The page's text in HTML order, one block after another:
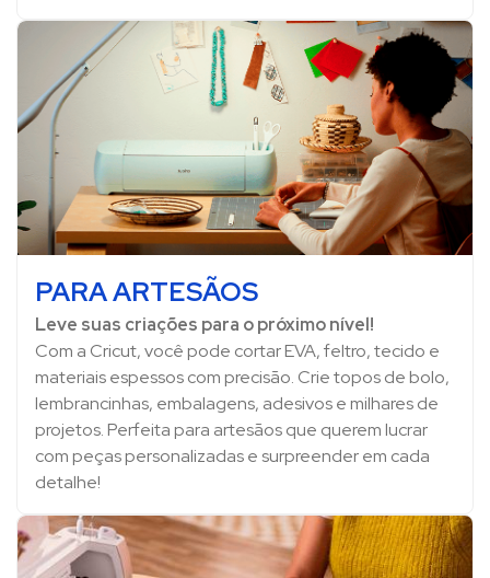
PARA ARTESÃOS
Leve suas criações para o próximo nível!
Com a Cricut, você pode cortar EVA, feltro, tecido e
materiais espessos com precisão. Crie topos de bolo,
lembrancinhas, embalagens, adesivos e milhares de
projetos. Perfeita para artesãos que querem lucrar
com peças personalizadas e surpreender em cada
detalhe!